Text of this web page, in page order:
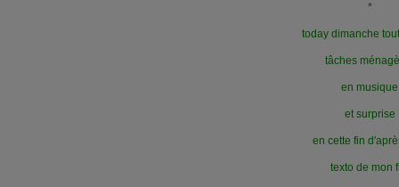
*
today dimanche
tâches
en musique
et surprise
en cette fin
texto de mon